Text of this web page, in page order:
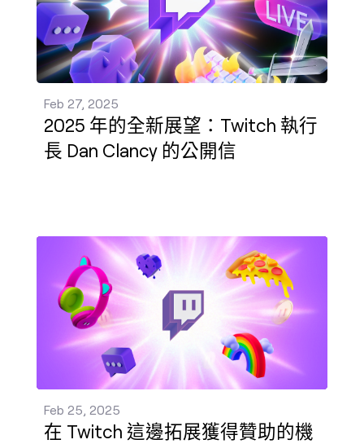
Feb 27, 2025
2025 年的全新展望：Twitch 執行
長 Dan Clancy 的公開信
Feb 25, 2025
在 Twitch 這邊拓展獲得贊助的機
在 Twitch 這邊拓展獲得贊助的機會 發佈 - Feb 25,